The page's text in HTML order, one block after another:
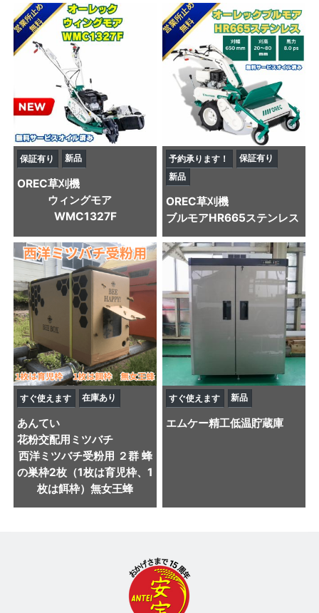
保証有り 新品
OREC草刈機
ウィングモア
WMC1327F
予約承ります！
保証有り
新品
OREC草刈機
ブルモアHR665ステンレス
すぐ使えます 在庫あり
あんてい
花粉交配用ミツバチ
西洋ミツバチ受粉用 ２群 蜂
の巣枠2枚（1枚は育児枠、1
枚は餌枠）無女王蜂
すぐ使えます 新品
エムケー精工低温貯蔵庫